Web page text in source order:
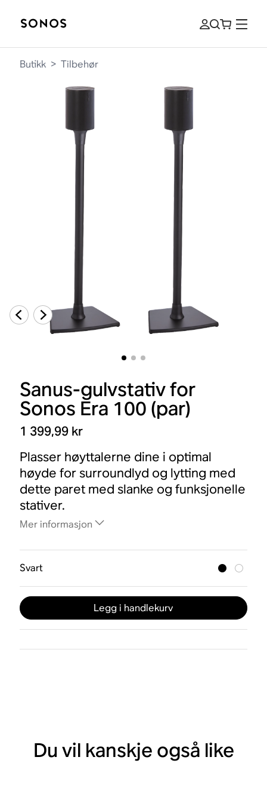
Butikk > Tilbehør
Sanus-gulvstativ for
Sonos Era 100 (par)
1 399,99 kr
Plasser høyttalerne dine i optimal
høyde for surroundlyd og lytting med
dette paret med slanke og funksjonelle
stativer.
Mer informasjon
Svart
Legg i handlekurv
Du vil kanskje også like